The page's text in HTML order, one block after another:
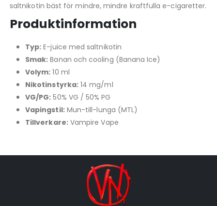
saltnikotin bäst för mindre, mindre kraftfulla e-cigaretter.
Produktinformation
Typ: E-juice med saltnikotin
Smak: Banan och cooling (Banana Ice)
Volym: 10 ml
Nikotinstyrka:14 mg/ml
VG/PG: 50% VG / 50% PG
Vapingstil:Mun-till-lunga (MTL)
Tillverkare:Vampire Vape